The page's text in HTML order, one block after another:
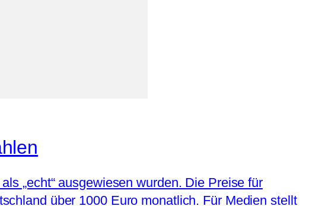
„echt“ ausgewiesen wurden. Die Preise für
über 1000 Euro monatlich. Für Medien stellt